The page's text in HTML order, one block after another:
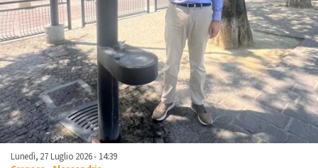
Lunedì, 27 Luglio 2026 - 14:39